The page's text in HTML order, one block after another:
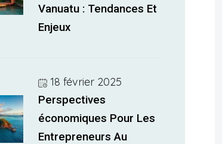
Vanuatu : Tendances Et
Enjeux
18 février 2025
Perspectives
économiques Pour Les
Entrepreneurs Au